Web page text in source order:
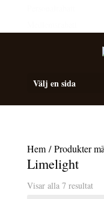
Välj en sida
Hem/ Produkter
Limelight
Visar alla 7 resultat